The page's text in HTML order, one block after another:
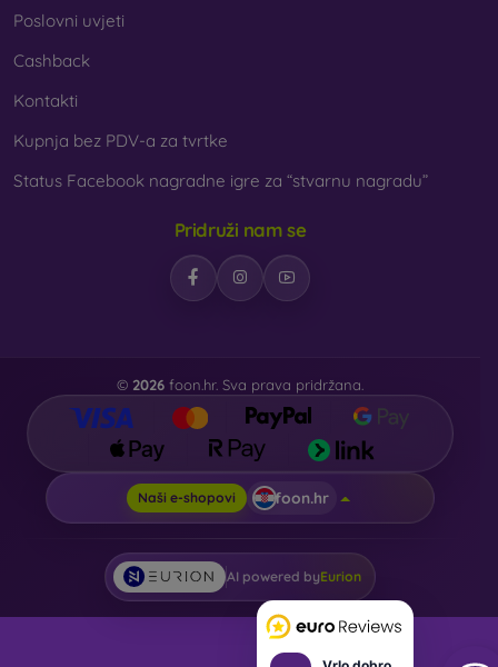
Poslovni uvjeti
Cashback
Kontakti
Kupnja bez PDV-a za tvrtke
Status Facebook nagradne igre za “stvarnu nagradu”
Pridruži nam se
© 2026 foon.hr. Sva prava pridržana.
Naši e-shopovi foon.hr
AI powered byEurion